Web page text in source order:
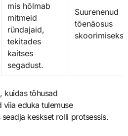
mis hõlmab
mitmeid
ründajaid,
tekitades
kaitses
segadust.
Suurenenud
tõenäosus
skoorimiseks.
kuidas tõhusad
viia eduka tulemuse
keskset rolli protsessis.